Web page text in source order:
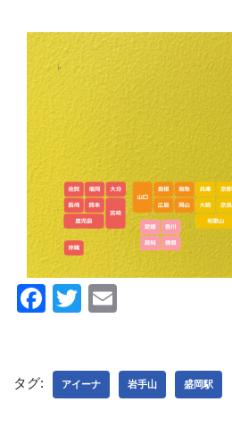
F
e
T
er
タグ: アイーナ 岩手山 盛岡駅